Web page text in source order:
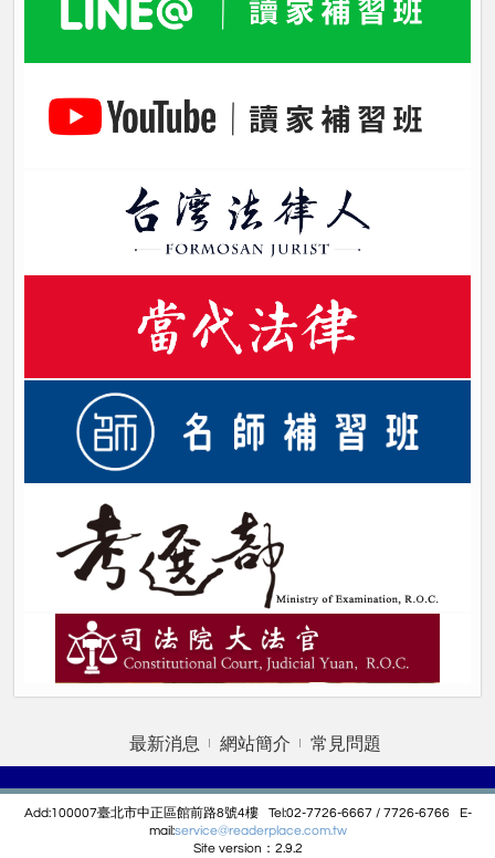
最新消息 網站簡介 常見問題
Add:100007臺北市中正區館前路8號4樓 Tel:02-7726-6667 / 7726-6766 E-
mail:service@readerplace.com.tw
Site version：2.9.2